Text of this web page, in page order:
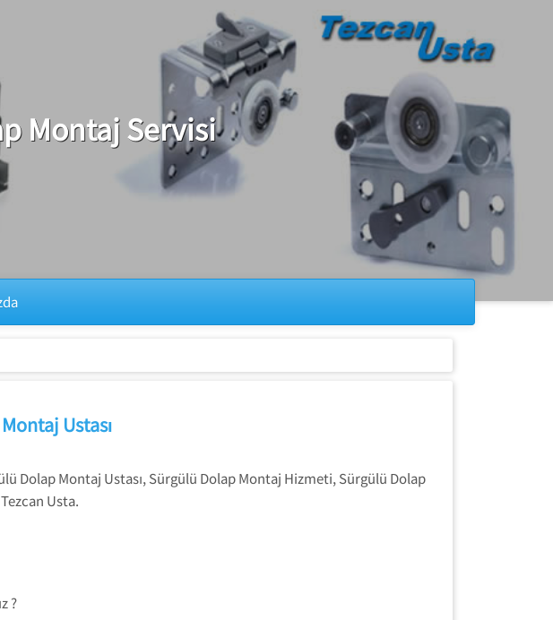
Montaj Servisi
Ustası
Dolap Montaj Ustası, Sürgülü Dolap Montaj Hizmeti, Sürgülü Dolap
Usta.
?